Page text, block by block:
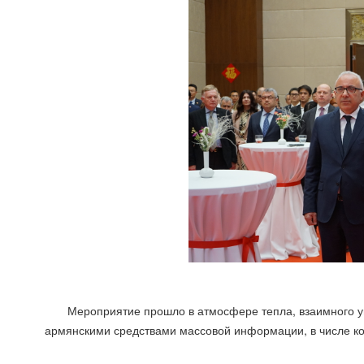
Мероприятие прошло в атмосфере тепла,
армянскими средствами массовой информации, в числе